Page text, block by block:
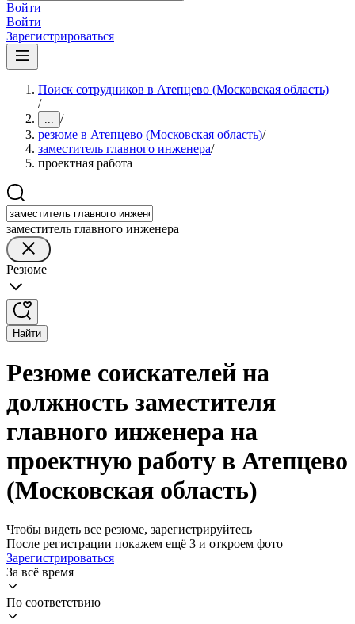
Войти
Войти
Зарегистрироваться
Поиск сотрудников в Атепцево (Московская область)
/
... /
резюме в Атепцево (Московская область)/
заместитель главного инженера/
проектная работа
заместитель главного инженера
Резюме
Найти
Резюме соискателей на
должность заместителя
главного инженера на
проектную работу в Атепцево
(Московская область)
Чтобы видеть все резюме, зарегистрируйтесь
После регистрации покажем ещё 3 и откроем фото
Зарегистрироваться
За всё время
По соответствию